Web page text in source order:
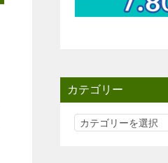
カテゴリー
カ